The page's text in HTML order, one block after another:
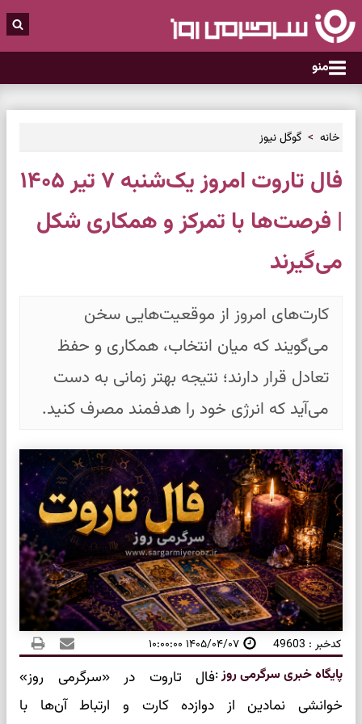
منو
خانه گوگل نیوز
فال تاروت امروز یک‌شنبه ۷ تیر ۱۴۰۵
| فرصت‌ها با تمرکز و همکاری شکل
می‌گیرند
کارت‌های امروز از موقعیت‌هایی سخن
می‌گویند که میان انتخاب، همکاری و حفظ
تعادل قرار دارند؛ نتیجه بهتر زمانی به دست
می‌آید که انرژی خود را هدفمند مصرف کنید.
کدخبر : 49603 ۱۴۰۵/۰۴/۰۷ ۱۰:۰۰:۰۰
پایگاه خبری سرگرمی روز:فال تاروت در «سرگرمی روز»
خوانشی نمادین از دوازده کارت و ارتباط آن‌ها با